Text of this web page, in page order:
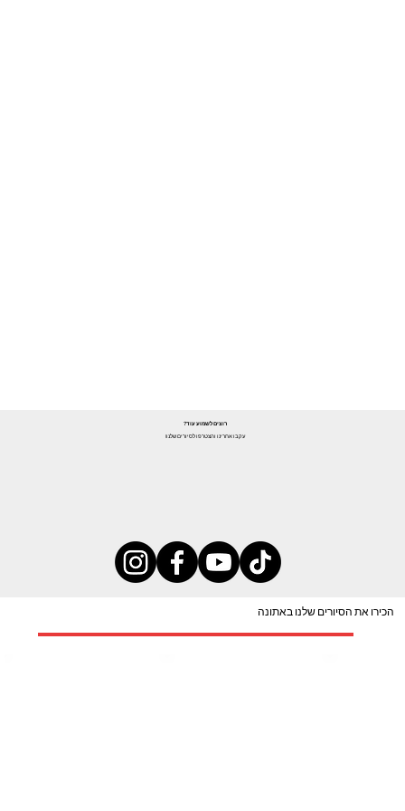
רוצים לשמוע עוד?
עקבו אחרינו והצטרפו לסיורים שלנו!
הכירו את הסיורים שלנו באתונה